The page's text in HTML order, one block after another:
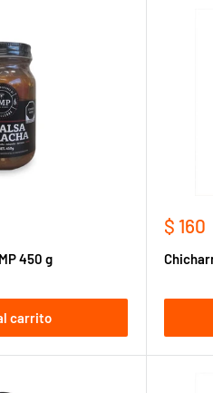
450 g
carrito
Precio
venta
$ 160